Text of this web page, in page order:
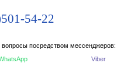
54-22
посредством мессенджеров:
Viber